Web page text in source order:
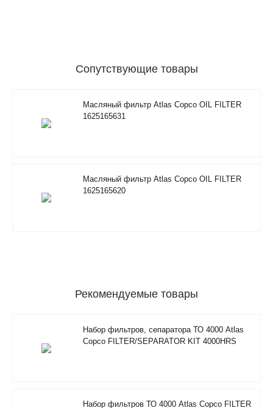
Сопутствующие товары
Масляный фильтр Atlas Copco OIL FILTER
1625165631
Масляный фильтр Atlas Copco OIL FILTER
1625165620
Рекомендуемые товары
Набор фильтров, сепаратора ТО 4000 Atlas
Copco FILTER/SEPARATOR KIT 4000HRS
Набор фильтров ТО 4000 Atlas Copco FILTER